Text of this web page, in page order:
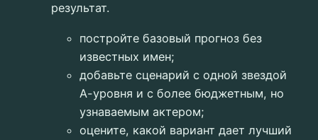
результат.
постройте базовый прогноз без
известных имен;
добавьте сценарий с одной звездой
А-уровня и с более бюджетным, но
узнаваемым актером;
оцените, какой вариант дает лучший